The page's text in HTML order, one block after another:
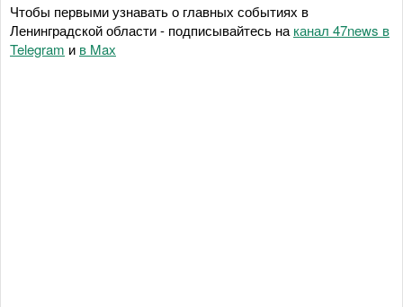
Чтобы первыми узнавать о главных событиях в
Ленинградской области - подписывайтесь на канал 47news в
Telegram и в Maх